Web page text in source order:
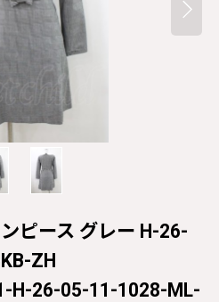
ピース グレー H-26-
ZH
H-26-05-11-1028-ML-